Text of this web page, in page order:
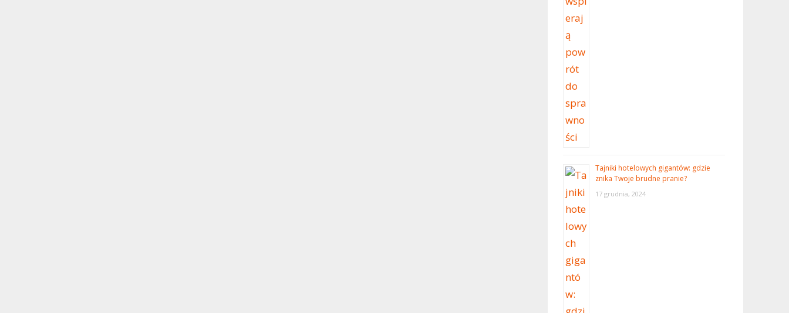
Tajniki hotelowych gigantów: gdzie
znika Twoje brudne pranie?
17 grudnia, 2024